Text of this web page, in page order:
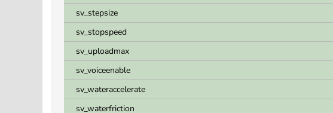
sv_stepsize
sv_stopspeed
sv_uploadmax
sv_voiceenable
sv_wateraccelerate
sv_waterfriction